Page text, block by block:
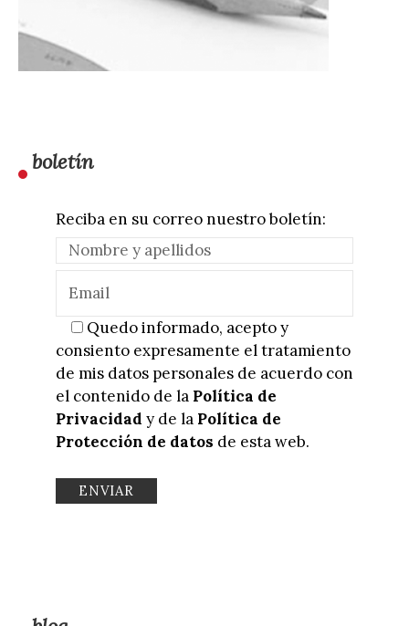
boletín
Reciba en su correo nuestro boletín:
Quedo informado, acepto y
consiento expresamente el tratamiento
de mis datos personales de acuerdo con
el contenido de la Política de
Privacidad y de la Política de
Protección de datos de esta web.